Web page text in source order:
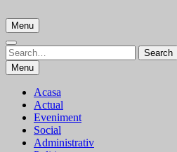
to
content
Menu
Search
for:
Search
Menu
Acasa
Actual
Eveniment
Social
Administrativ